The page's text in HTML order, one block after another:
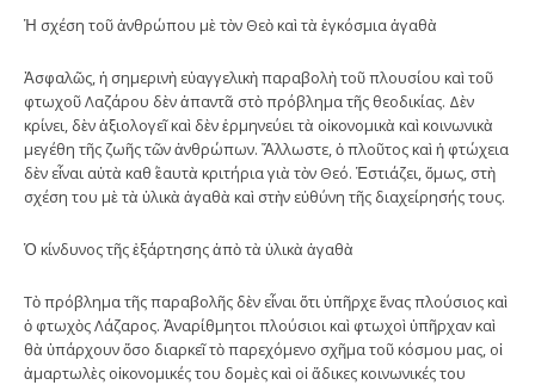
Ἡ σχέση τοῦ ἀνθρώπου μὲ τὸν Θεὸ καὶ τὰ ἐγκόσμια ἀγαθὰ
Ἀσφαλῶς, ἡ σημερινὴ εὐαγγελικὴ παραβολὴ τοῦ πλουσίου καὶ τοῦ
φτωχοῦ Λαζάρου δὲν ἀπαντᾶ στὸ πρόβλημα τῆς θεοδικίας. Δὲν
κρίνει, δὲν ἀξιολογεῖ καὶ δὲν ἑρμηνεύει τὰ οἰκονομικὰ καὶ κοινωνικὰ
μεγέθη τῆς ζωῆς τῶν ἀνθρώπων. Ἄλλωστε, ὁ πλοῦτος καὶ ἡ φτώχεια
δὲν εἶναι αὐτὰ καθ΄ ἑαυτὰ κριτήρια γιὰ τὸν Θεό. Ἑστιάζει, ὅμως, στὴ
σχέση του μὲ τὰ ὑλικὰ ἀγαθὰ καὶ στὴν εὐθύνη τῆς διαχείρησής τους.
Ὁ κίνδυνος τῆς ἐξάρτησης ἀπὸ τὰ ὑλικὰ ἀγαθὰ
Τὸ πρόβλημα τῆς παραβολῆς δὲν εἶναι ὅτι ὑπῆρχε ἕνας πλούσιος καὶ
ὁ φτωχὸς Λάζαρος. Ἀναρίθμητοι πλούσιοι καὶ φτωχοὶ ὑπῆρχαν καὶ
θὰ ὑπάρχουν ὅσο διαρκεῖ τὸ παρεχόμενο σχῆμα τοῦ κόσμου μας, οἱ
ἁμαρτωλὲς οἰκονομικές του δομὲς καὶ οἱ ἄδικες κοινωνικές του